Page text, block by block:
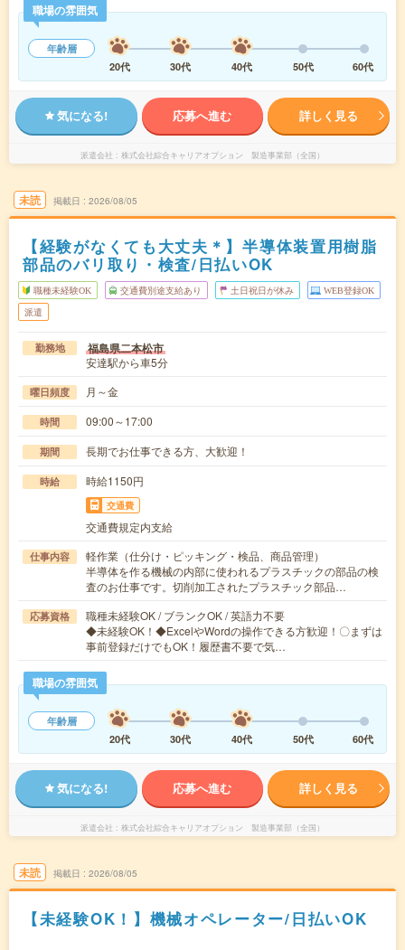
職場の雰囲気
年齢層
20代
30代 40代 50代 60代
気になる! 応募へ進む 詳しく見る
派遣会社 株式会社綜合キャリアオプション 製造事業部（全国）
未読 掲載日 2026/08/05
【経験がなくても大丈夫＊】半導体装置用樹脂
部品のバリ取り・検査/日払いOK
職種未経験OK 交通費別途支給あり 土日祝日が休み WEB登録OK
派遣
勤務地 福島県二本松市
安達駅から車5分
曜日頻度 月～金
時間 09:00～17:00
期間 長期でお仕事できる方、大歓迎！
時給 時給1150円
交通費
交通費規定内支給
仕事内容
軽作業（仕分け・ピッキング・検品、商品管理）
半導体を作る機械の内部に使われるプラスチックの部品の検
査のお仕事です。切削加工されたプラスチック部品…
応募資格
職種未経験OK / ブランクOK / 英語力不要
◆未経験OK！◆ExcelやWordの操作できる方歓迎！〇まずは
事前登録だけでもOK！履歴書不要で気…
職場の雰囲気
年齢層
20代
30代 40代 50代 60代
気になる! 応募へ進む 詳しく見る
派遣会社 株式会社綜合キャリアオプション 製造事業部（全国）
未読 掲載日 2026/08/05
【未経験OK！】機械オペレーター/日払いOK